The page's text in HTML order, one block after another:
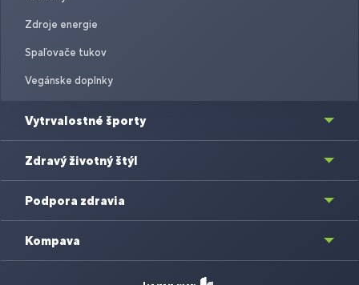
Zdroje energie
Spaľovače tukov
Vegánske doplnky
Vytrvalostné športy
Zdravý životný štýl
Podpora zdravia
Kompava